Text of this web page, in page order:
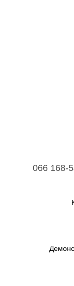
066 168-